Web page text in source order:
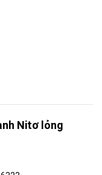
Nitơ lỏng